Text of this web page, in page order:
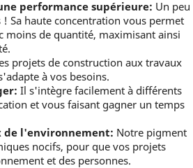
performance supérieure: Un peu
Sa haute concentration vous permet
moins de quantité, maximisant ainsi
projets de construction aux travaux
à vos besoins.
Il s'intègre facilement à différents
et vous faisant gagner un temps
de l'environnement: Notre pigment
nocifs, pour que vos projets
et des personnes.